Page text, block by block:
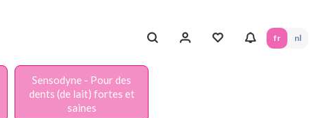
fr nl
Sensodyne - Pour des
dents (de lait) fortes et
saines